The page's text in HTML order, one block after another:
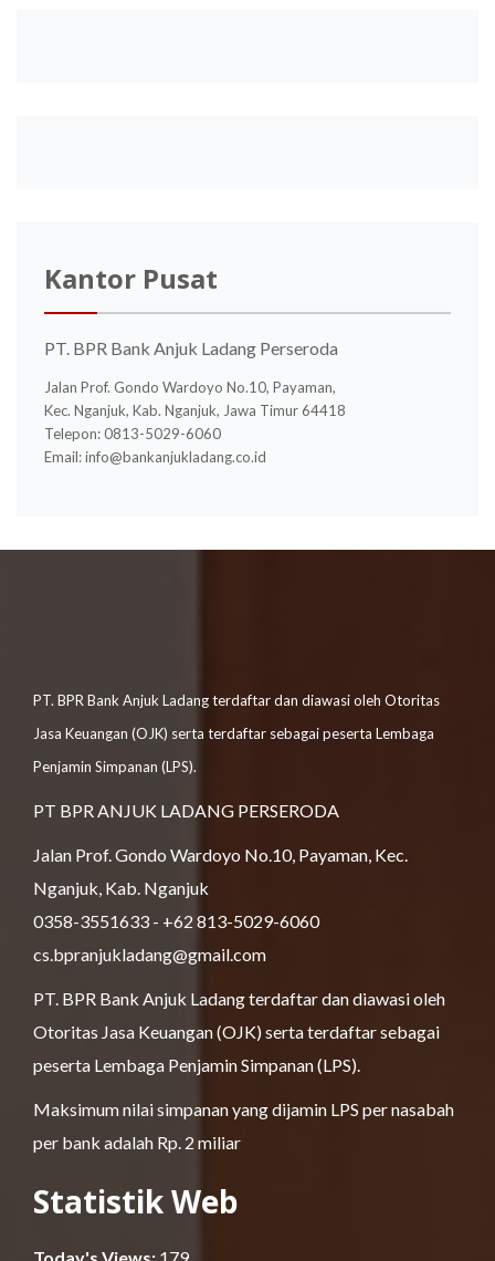
Kantor Pusat
PT. BPR Bank Anjuk Ladang Perseroda
Jalan Prof. Gondo Wardoyo No.10, Payaman,
Kec. Nganjuk, Kab. Nganjuk, Jawa Timur 64418
Telepon: 0813-5029-6060
Email:info@bankanjukladang.co.id
PT. BPR Bank Anjuk Ladang terdaftar dan diawasi oleh Otoritas
Jasa Keuangan (OJK) serta terdaftar sebagai peserta Lembaga
Penjamin Simpanan (LPS).
PT BPR ANJUK LADANG PERSERODA
Jalan Prof. Gondo Wardoyo No.10, Payaman, Kec.
Nganjuk, Kab. Nganjuk
0358-3551633 - +62 813-5029-6060
cs.bpranjukladang@gmail.com
PT. BPR Bank Anjuk Ladang terdaftar dan diawasi oleh
Otoritas Jasa Keuangan (OJK) serta terdaftar sebagai
peserta Lembaga Penjamin Simpanan (LPS).
Maksimum nilai simpanan yang dijamin LPS per nasabah
per bank adalah Rp. 2 miliar
Statistik Web